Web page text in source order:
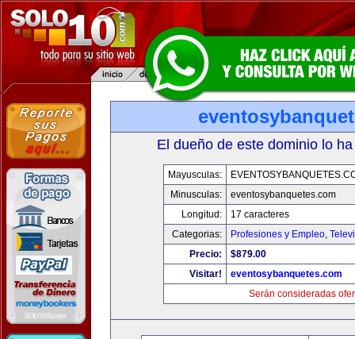
El dueño de este dominio lo
Mayusculas:
Minusculas:
eventosybanquetes.com
Longitud:
17 caracteres
Categorias:
Profesiones y Empleo,
Precio:
$879.00
Visitar!
eventosybanquetes.com
Serán consideradas